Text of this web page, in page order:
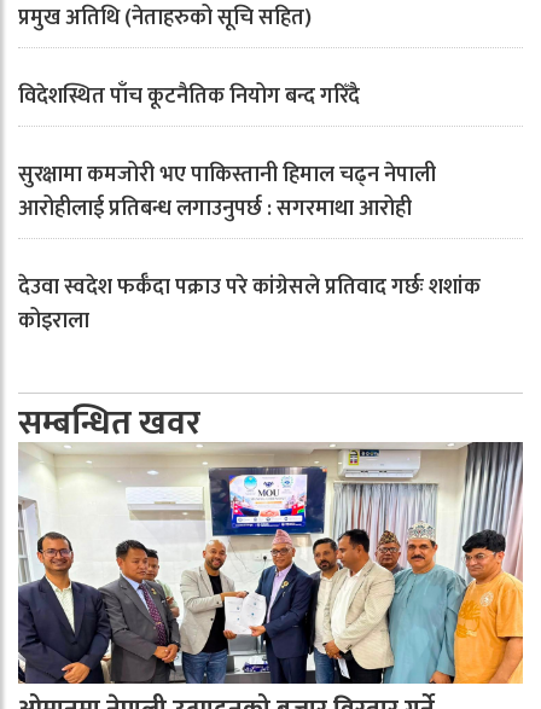
प्रमुख अतिथि (नेताहरुको सूचि सहित)
विदेशस्थित पाँच कूटनैतिक नियोग बन्द गरिँदै
सुरक्षामा कमजोरी भए पाकिस्तानी हिमाल चढ्न नेपाली
आरोहीलाई प्रतिबन्ध लगाउनुपर्छ : सगरमाथा आरोही
देउवा स्वदेश फर्कँदा पक्राउ परे कांग्रेसले प्रतिवाद गर्छः शशांक
कोइराला
सम्बन्धित खवर